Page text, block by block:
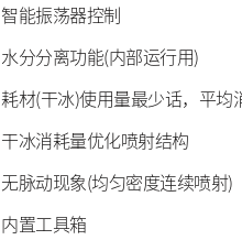
智能振荡器控制
水分分离功能(内部运行用)
耗材(干冰)使用量最少话，平均
干冰消耗量优化喷射结构
无脉动现象(均匀密度连续喷射)
内置工具箱